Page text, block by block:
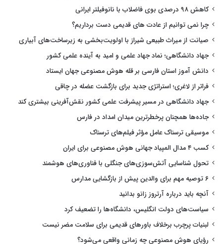
کاهش ۹۸ درصدی بوی فاضلاب با نانوفیلتر ایرانی
چرا نمی توانیم از عادت های قدیمی دست برداریم؟
صیانت از میراث طبیعی شیراز با اولویت‌بخشی به زیرساخت‌های آبیاری
جهاد دانشگاهی؛ نماد جهاد علمی و امید به آینده علمی کشور
دانش آموز استان فارسی بر قله هوش مصنوعی جهان ایستاد
فراتر از لاغری؛ استراتژی جدید برای بازگشت عضله در چاقی
جهاد دانشگاهی در مسیر پیشرفت علمی کشور نقش‌آفرینی بیشتری کند
جاده‌ها همچنان پرخطرترین میدان امداد در فارس
موسیقی ترسناک عامل مؤثر فیلم‌های ترسناک
کسب ۴ مدال المپیاد جهانی هوش مصنوعی برای ایران
تحول شناسایی آتش‌سوزی‌های جنگلی با فناوری‌های هوشمند
۶ توصیه مهم برای والدین پیش از بازگشایی مدارس
آنچه باید درباره آرتروز زانو بدانید
سیاست‌های دولت انگلیس، دانشگاه‌ها را تضعیف کرد
لبنیات پرچرب برخلاف باورهای قدیمی برای سلامت مضر نیست
رؤیای هوش مصنوعی چه زمانی واقعی می‌شود؟